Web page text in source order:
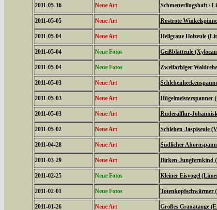
2011-05-16 Neue Art Schmetterlingshaft /
2011-05-05 Neue Art Rostrote
2011-05-04 Neue Art Hellgraue Holzeule
2011-05-04 Neue Fotos Geißblatteule
2011-05-04 Neue Fotos Zweifarbiger
2011-05-03 Neue Art
2011-05-03 Neue Art Hügelmeisterspanner
2011-05-03 Neue Art Ruderalflur-
2011-05-02 Neue Art Schlehen-Jaspiseule
2011-04-28 Neue Art Südlicher
2011-03-29 Neue Art Birken-Jungfernkind
2011-02-25 Neue Fotos Kleiner Eisvogel
2011-02-01 Neue Fotos Totenkopfschwärmer
2011-01-26 Neue Art Großes Granatauge